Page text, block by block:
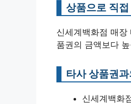
상품으로 직
신세계백화점 매
품권의 금액보다
타사 상품권
신세계백화